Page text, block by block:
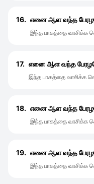
16. எனை ஆள வந்த
இந்த பாகத்தை வாசிக்க
17. எனை ஆள வந்த
இந்த பாகத்தை வாசிக்க
18. எனை ஆள வந்த
இந்த பாகத்தை வாசிக்க
19. எனை ஆள வந்த
இந்த பாகத்தை வாசிக்க